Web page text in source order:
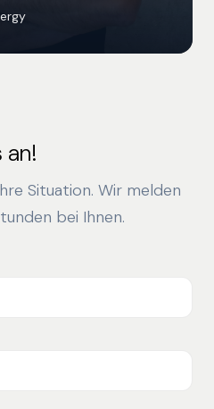
an!
Situation. Wir melden
bei Ihnen.